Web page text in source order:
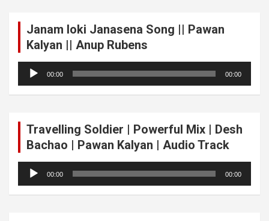
Janam loki Janasena Song || Pawan
Kalyan || Anup Rubens
Audio
Player
00:00 00:00
Travelling Soldier | Powerful Mix | Desh
Bachao | Pawan Kalyan | Audio Track
Audio
Player
00:00 00:00